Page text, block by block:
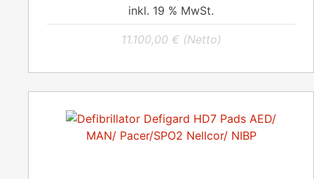
inkl. 19 % MwSt.
11.100,00 € (Netto)